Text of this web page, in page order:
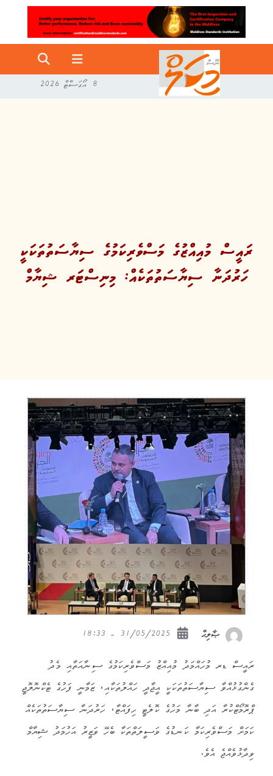
8 އޯގަސްޓް 2026
ރައީސް މުއިއްޒުގެ މަސްވެރިކަމުގެ ސިޔާސަތުތަކަކީ
ހަރުދަނާ ސިޔާސަތުތަކެއް: މިނިސްޓަރ ޝިޔާމް
ޞާލިޙް
ރައީސް ޑރ މުހައްމަދު މުއިއްޒު މަސްވެރިކަމުގެ ސިނާއަތާއި މެދު
ގެންގުޅުއްވާ ސިޔާސަތުތަކަކީ އީޖާދީ ހައްލުތަކާއި، ޒަމާނީ ފަހުގެ ޓެކްނޮލޮޖީ
ޕްރޮމޯޓްކުރާ އަދި ބާނާ މަހުގެ ކޮލެޓީ ހިފައްޓާ، ހަރުދަނާ ސިޔާސަތުތަކެއް
ކަމަށް މަސްވެރިކަމާ ކަނޑުގެ ވަސީލަތްތަކާ ބެހޭ ވަޒީރު އަހުމަދު ޝިޔާމް
ވިދާޅުވެއްޖެ އެވެ.